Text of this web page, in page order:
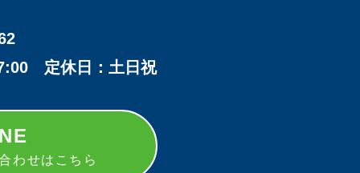
定休日：土日祝
わせはこちら